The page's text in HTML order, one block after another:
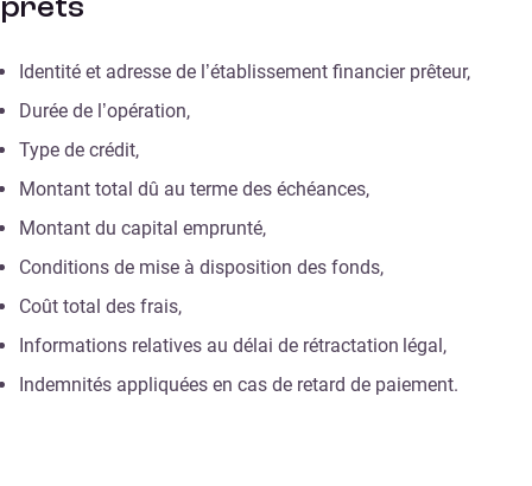
prêts
Identité et adresse de l’établissement financier prêteur,
Durée de l’opération,
Type de crédit,
Montant total dû au terme des échéances,
Montant du capital emprunté,
Conditions de mise à disposition des fonds,
Coût total des frais,
Informations relatives au délai de rétractation légal,
Indemnités appliquées en cas de retard de paiement.